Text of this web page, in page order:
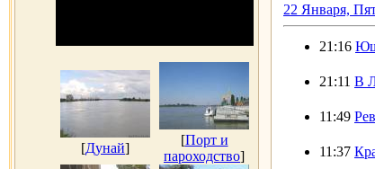
[Дунай]
[Порт и
пароходство]
22 Января,
21:16
21:11 В
11:49
11:37